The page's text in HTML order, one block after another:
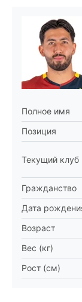
Полное имя
Позиция
Текущий клуб
Гражданство
Дата
Возраст
Вес (кг)
Рост (см)